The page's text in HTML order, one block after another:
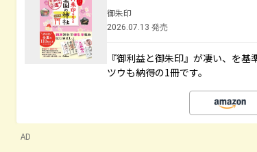
御朱印
2026.07.13 発売
『御利益と御朱印』が凄い、を
ツウも納得の1冊です。
AD